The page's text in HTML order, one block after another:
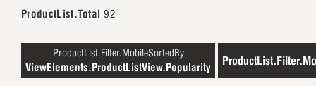
ProductList.Total 92
ProductList.Filter.MobileSortedBy
ViewElements.ProductListView.Popularity